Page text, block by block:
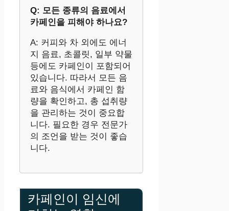
Q: 모든 종류의 음료에서
카페인을 피해야 하나요?
A: 커피와 차 외에도 에너
지 음료, 초콜릿, 일부 약물
등에도 카페인이 포함되어
있습니다. 따라서 모든 음
료와 음식에서 카페인 함
량을 확인하고, 총 섭취량
을 관리하는 것이 중요합
니다. 필요한 경우 전문가
의 조언을 받는 것이 좋습
니다.
카페인이 임신에